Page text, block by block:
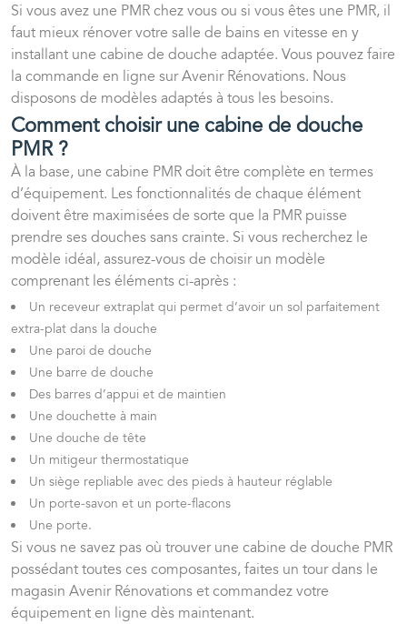
Si vous avez une PMR chez vous ou si vous êtes une PMR, il
faut mieux rénover votre salle de bains en vitesse en y
installant une cabine de douche adaptée. Vous pouvez faire
la commande en ligne sur Avenir Rénovations. Nous
disposons de modèles adaptés à tous les besoins.
Comment choisir une cabine de douche
PMR ?
À la base, une cabine PMR doit être complète en termes
d’équipement. Les fonctionnalités de chaque élément
doivent être maximisées de sorte que la PMR puisse
prendre ses douches sans crainte. Si vous recherchez le
modèle idéal, assurez-vous de choisir un modèle
comprenant les éléments ci-après :
Un receveur extraplat qui permet d’avoir un sol parfaitement
extra-plat dans la douche
Une paroi de douche
Une barre de douche
Des barres d’appui et de maintien
Une douchette à main
Une douche de tête
Un mitigeur thermostatique
Un siège repliable avec des pieds à hauteur réglable
Un porte-savon et un porte-flacons
Une porte.
Si vous ne savez pas où trouver une cabine de douche PMR
possédant toutes ces composantes, faites un tour dans le
magasin Avenir Rénovations et commandez votre
équipement en ligne dès maintenant.